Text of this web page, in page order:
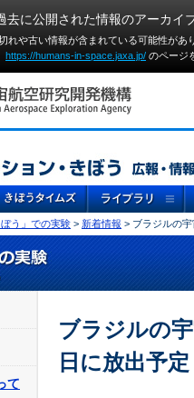
去に公開された情報のアーカイ
れや古い情報が含まれている可能性が
https://humans-in-space.jaxa.jp/ のページ
ぼう」での実験 > 新着情報 > ブラジルの
て
ブラジルの
日に放出予定